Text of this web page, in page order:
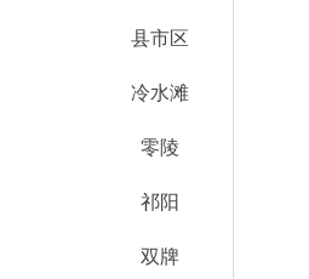
县市区
冷水滩
零陵
祁阳
双牌